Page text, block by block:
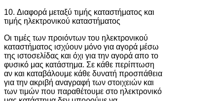
10. Διαφορά μεταξύ τιμής καταστήματος και
τιμής ηλεκτρονικού καταστήματος
Οι τιμές των προιόντων του ηλεκτρονικού
καταστήματος ισχύουν μόνο για αγορά μέσω
της ιστοσελίδας και όχι για την αγορά απο το
φυσικό μας κατάστημα. Σε κάθε περίπτωση
αν και καταβάλουμε κάθε δυνατή προσπάθεια
για την ακριβή αναγραφή των στοιχειών και
των τιμών που παραθέτουμε στο ηλεκτρονικό